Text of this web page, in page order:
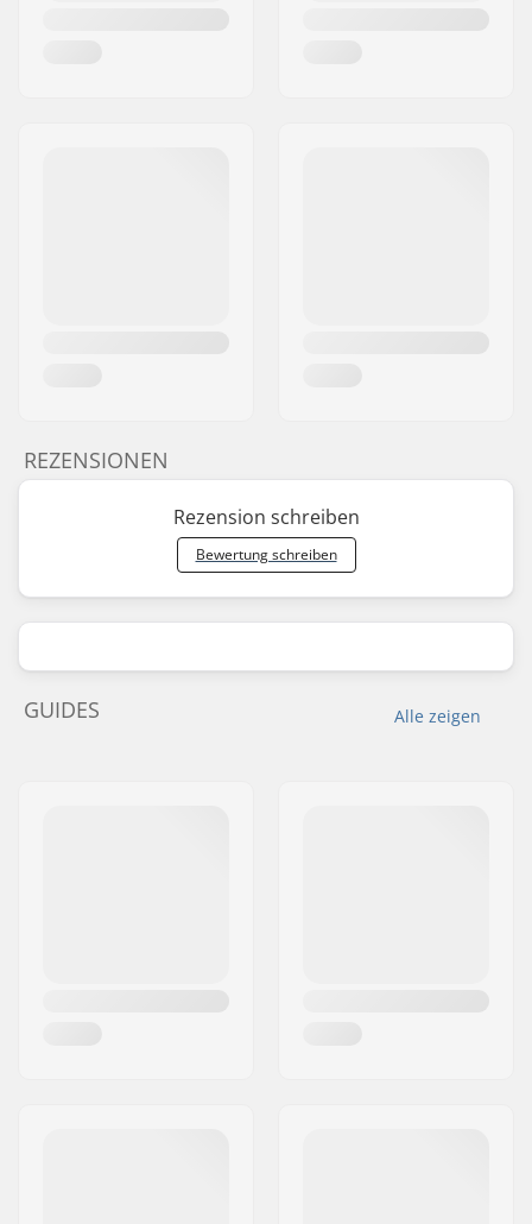
REZENSIONEN
Rezension schreiben
Bewertung schreiben
Alle zeigen
GUIDES